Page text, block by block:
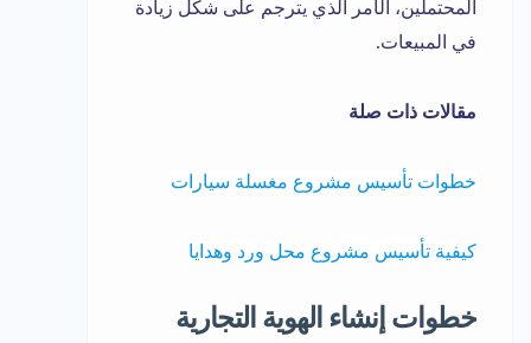
المحتملين، الأمر الذي يترجم على شكل زيادة
في المبيعات.
مقالات ذات صلة
خطوات تأسيس مشروع مغسلة سيارات
كيفية تأسيس مشروع محل ورد وهدايا
خطوات إنشاء الهوية التجارية